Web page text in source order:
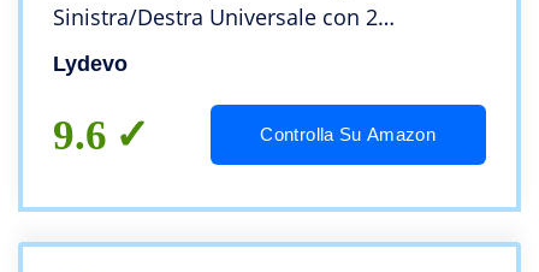
Sinistra/Destra Universale con 2
Federi,Fodere Divano Penisola Forma di
L,Chaise Longue Sofa Cover(2 Posti+3
Posti,Grigio)
Lydevo
9.6 Controlla Su Amazon